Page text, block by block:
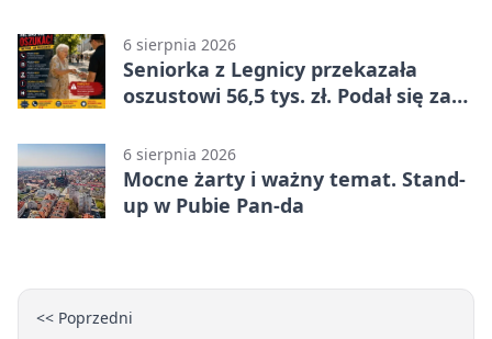
6 sierpnia 2026
Seniorka z Legnicy przekazała
oszustowi 56,5 tys. zł. Podał się za
6 sierpnia 2026
Mocne żarty i ważny temat. Stand-
up w Pubie Pan-da
<< Poprzedni